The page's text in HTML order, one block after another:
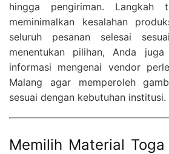
hingga pengiriman. Langkah
meminimalkan kesalahan
seluruh pesanan selesai
menentukan pilihan, Anda
informasi mengenai vendor
Malang agar memperoleh
sesuai dengan kebutuhan institusi.
Memilih Material